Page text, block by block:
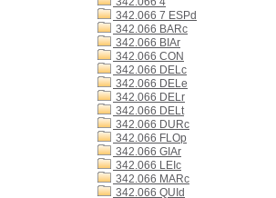
342.066 7 ESPd
342.066 BARc
342.066 BIAr
342.066 CON
342.066 DELc
342.066 DELe
342.066 DELr
342.066 DELt
342.066 DURc
342.066 FLOp
342.066 GIAr
342.066 LEIc
342.066 MARc
342.066 QUId